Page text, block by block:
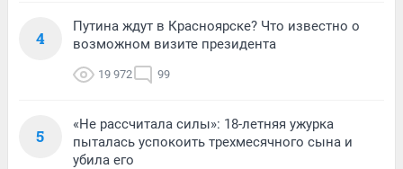
4
Путина ждут в Красноярске? Что известно о
возможном визите президента
19 972 99
5
«Не рассчитала силы»: 18-летняя ужурка
пыталась успокоить трехмесячного сына и
убила его